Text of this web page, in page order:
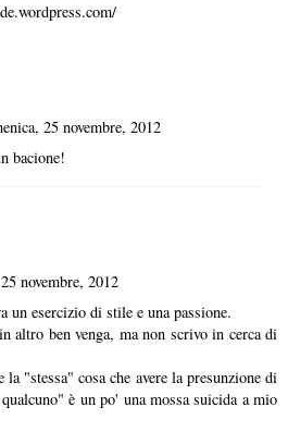
25 novembre, 2012
bacione!
novembre, 2012
un esercizio di stile e una passione.
altro ben venga, ma non scrivo in cerca di
"stessa" cosa che avere la presunzione di
è un po' una mossa suicida a mio